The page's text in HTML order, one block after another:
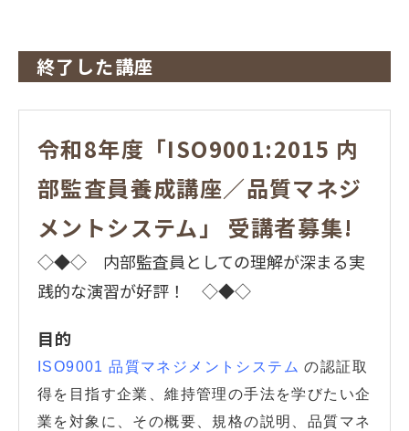
終了した講座
令和8年度「ISO9001:2015 内
部監査員養成講座／品質マネジ
メントシステム」 受講者募集!
◇◆◇ 内部監査員としての理解が深まる実
践的な演習が好評！ ◇◆◇
目的
ISO9001 品質マネジメントシステム の認証取
得を目指す企業、維持管理の手法を学びたい企
業を対象に、その概要、規格の説明、品質マネ